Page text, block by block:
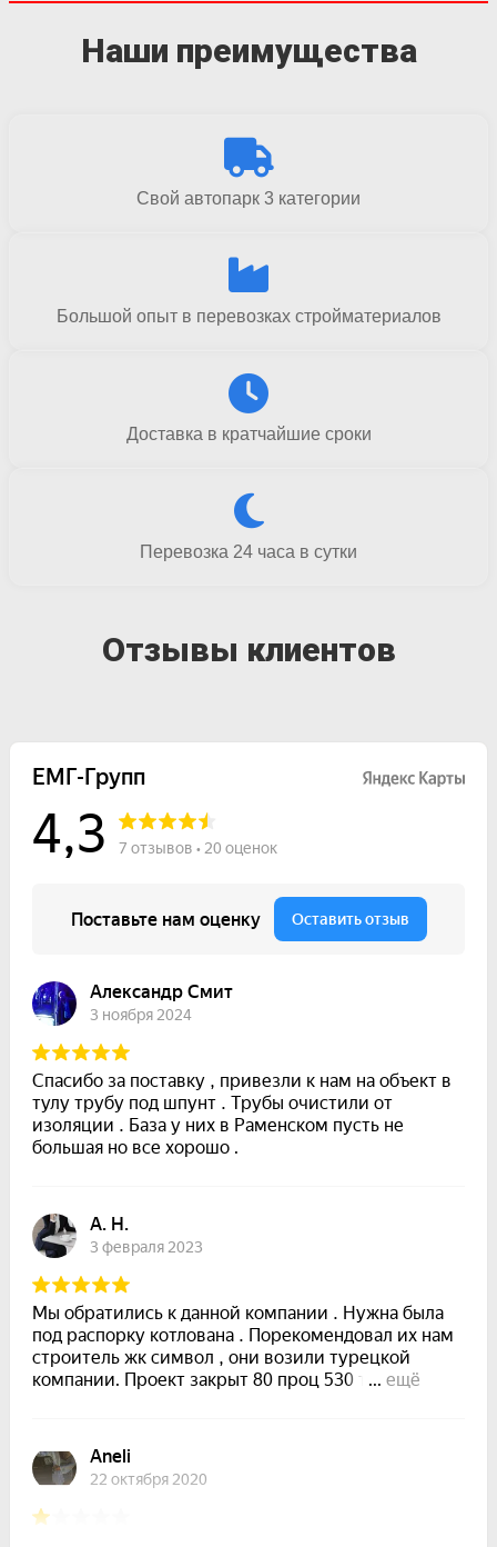
Наши преимущества
Свой автопарк 3 категории
Большой опыт в перевозках стройматериалов
Доставка в кратчайшие сроки
Перевозка 24 часа в сутки
Отзывы клиентов